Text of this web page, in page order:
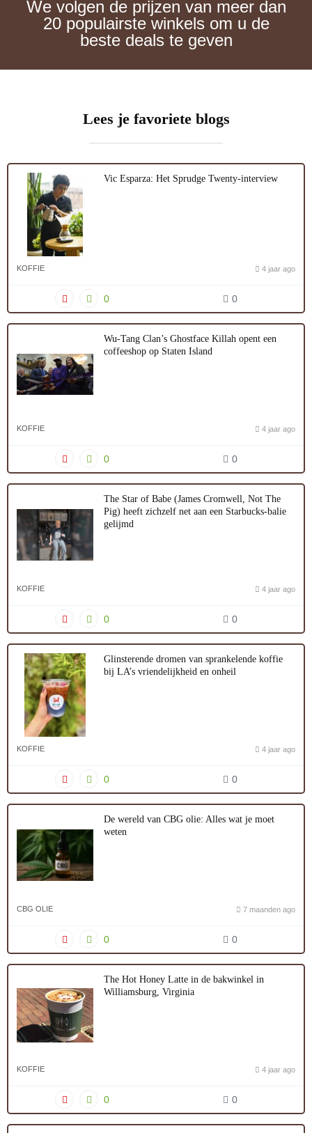
We volgen de prijzen van meer dan
20 populairste winkels om u de
beste deals te geven
Lees je favoriete blogs
Vic Esparza: Het Sprudge Twenty-interview
KOFFIE 4 jaar ago
0 0
Wu-Tang Clan’s Ghostface Killah opent een
coffeeshop op Staten Island
KOFFIE 4 jaar ago
0 0
The Star of Babe (James Cromwell, Not The
Pig) heeft zichzelf net aan een Starbucks-balie
gelijmd
KOFFIE 4 jaar ago
0 0
Glinsterende dromen van sprankelende koffie
bij LA’s vriendelijkheid en onheil
KOFFIE 4 jaar ago
0 0
De wereld van CBG olie: Alles wat je moet
weten
CBG OLIE 7 maanden ago
0 0
The Hot Honey Latte in de bakwinkel in
Williamsburg, Virginia
KOFFIE 4 jaar ago
0 0